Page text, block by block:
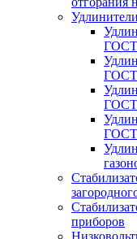
ГОСТ
ГОСТ
приборов